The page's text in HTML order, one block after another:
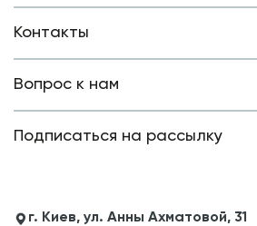
Контакты
Вопрос к нам
Подписаться на рассылку
г. Киев, ул. Анны Ахматовой, 31